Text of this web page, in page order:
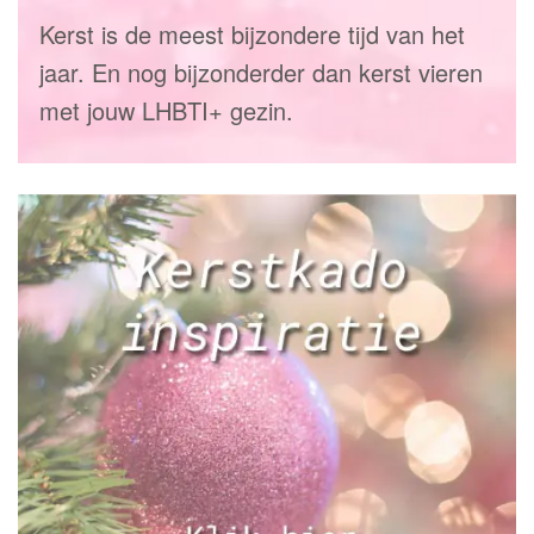
Kerst is de meest bijzondere tijd van het
jaar. En nog bijzonderder dan kerst vieren
met jouw LHBTI+ gezin.